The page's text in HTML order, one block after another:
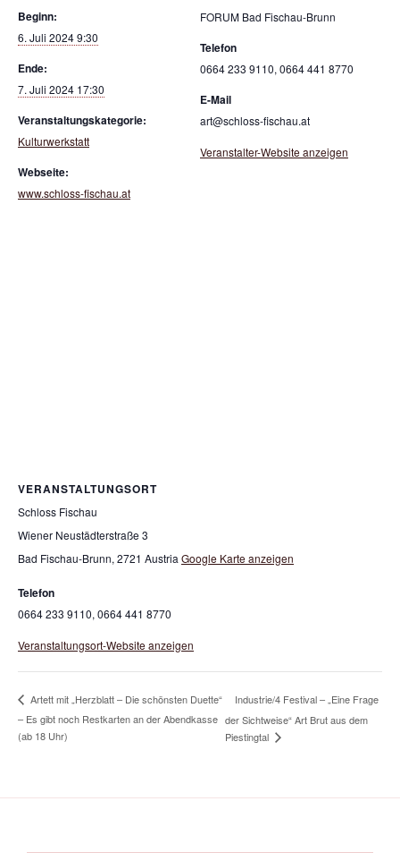
Beginn:
6. Juli 2024 9:30
Ende:
7. Juli 2024 17:30
Veranstaltungskategorie:
Kulturwerkstatt
Webseite:
www.schloss-fischau.at
FORUM Bad Fischau-Brunn
Telefon
0664 233 9110, 0664 441 8770
E-Mail
art@schloss-fischau.at
Veranstalter-Website anzeigen
VERANSTALTUNGSORT
Schloss Fischau
Wiener Neustädterstraße 3
Bad Fischau-Brunn, 2721 Austria Google Karte anzeigen
Telefon
0664 233 9110, 0664 441 8770
Veranstaltungsort-Website anzeigen
Artett mit „Herzblatt – Die schönsten Duette“
– Es gibt noch Restkarten an der Abendkasse
(ab 18 Uhr)
Industrie/4 Festival – „Eine Frage
der Sichtweise“ Art Brut aus dem
Piestingtal